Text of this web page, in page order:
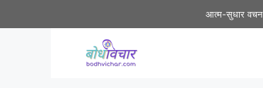
to
आत्म-सुधार वचन